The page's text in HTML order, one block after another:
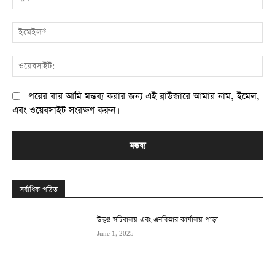
পরের বার আমি মন্তব্য করার জন্য এই ব্রাউজারে আমার নাম, ইমেল,
এবং ওয়েবসাইট সংরক্ষণ করুন।
সর্বাধিক পঠিত
উত্তপ্ত সচিবালয় এবং এনবিআর কার্যালয় পাড়া
June 1, 2025